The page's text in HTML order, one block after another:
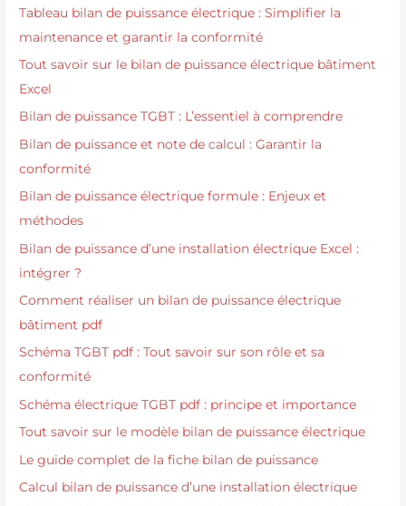
Tableau bilan de puissance électrique : Simplifier la
maintenance et garantir la conformité
Tout savoir sur le bilan de puissance électrique bâtiment
Excel
Bilan de puissance TGBT : L’essentiel à comprendre
Bilan de puissance et note de calcul : Garantir la
conformité
Bilan de puissance électrique formule : Enjeux et
méthodes
Bilan de puissance d’une installation électrique Excel :
intégrer ?
Comment réaliser un bilan de puissance électrique
bâtiment pdf
Schéma TGBT pdf : Tout savoir sur son rôle et sa
conformité
Schéma électrique TGBT pdf : principe et importance
Tout savoir sur le modèle bilan de puissance électrique
Le guide complet de la fiche bilan de puissance
Calcul bilan de puissance d’une installation électrique